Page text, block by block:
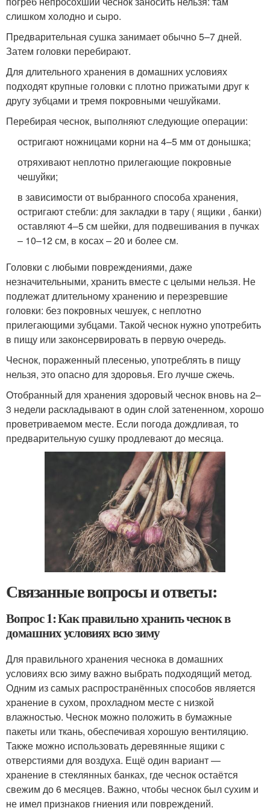
слишком холодно и сыро.
Предварительная сушка занимает обычно 5–7 дней.
Затем головки перебирают.
Для длительного хранения в домашних условиях
подходят крупные головки с плотно прижатыми друг к
другу зубцами и тремя покровными чешуйками.
Перебирая чеснок, выполняют следующие операции:
остригают ножницами корни на 4–5 мм от донышка;
отряхивают неплотно прилегающие покровные
чешуйки;
в зависимости от выбранного способа хранения,
остригают стебли: для закладки в тару ( ящики , банки)
оставляют 4–5 см шейки, для подвешивания в пучках
– 10–12 см, в косах – 20 и более см.
Головки с любыми повреждениями, даже
незначительными, хранить вместе с целыми нельзя. Не
подлежат длительному хранению и перезревшие
головки: без покровных чешуек, с неплотно
прилегающими зубцами. Такой чеснок нужно употребить
в пищу или законсервировать в первую очередь.
Чеснок, пораженный плесенью, употреблять в пищу
нельзя, это опасно для здоровья. Его лучше сжечь.
Отобранный для хранения здоровый чеснок вновь на 2–
3 недели раскладывают в один слой затененном, хорошо
проветриваемом месте. Если погода дождливая, то
предварительную сушку продлевают до месяца.
Связанные вопросы и ответы:
Вопрос 1: Как правильно хранить чеснок в
домашних условиях всю зиму
Для правильного хранения чеснока в домашних
условиях всю зиму важно выбрать подходящий метод.
Одним из самых распространённых способов является
хранение в сухом, прохладном месте с низкой
влажностью. Чеснок можно положить в бумажные
пакеты или ткань, обеспечивая хорошую вентиляцию.
Также можно использовать деревянные ящики с
отверстиями для воздуха. Ещё один вариант —
хранение в стеклянных банках, где чеснок остаётся
свежим до 6 месяцев. Важно, чтобы чеснок был сухим и
не имел признаков гниения или повреждений.